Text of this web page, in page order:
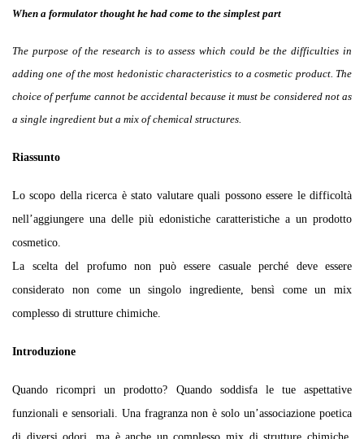
When a formulator thought he had come to the simplest part
The purpose of the research is to assess which could be the difficulties in
adding one of the most hedonistic characteristics to a cosmetic product. The
choice of perfume cannot be accidental because it must be considered not as
a single ingredient but a mix of chemical structures.
Riassunto
Lo scopo della ricerca è stato valutare quali possono essere le difficoltà
nell’aggiungere una delle più edonistiche caratteristiche a un prodotto
cosmetico.
La scelta del profumo non può essere casuale perché deve essere
considerato non come un singolo ingrediente, bensì come un mix
complesso di strutture chimiche.
Introduzione
Quando ricompri un prodotto? Quando soddisfa le tue aspettative
funzionali e sensoriali. Una fragranza non è solo un’associazione poetica